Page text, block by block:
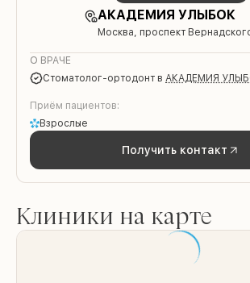
АКАДЕМИЯ УЛЫБОК
Москва, проспект
О ВРАЧЕ
Стоматолог-ортодонт в АКАДЕМИЯ
Приём пациентов:
Взрослые
Получить контакт
Клиники на карте